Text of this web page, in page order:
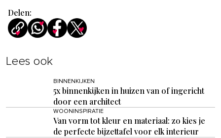
Delen:
Lees ook
BINNENKIJKEN
5x binnenkijken in huizen van of ingericht
door een architect
WOONINSPIRATIE
Van vorm tot kleur en materiaal: zo kies je
de perfecte bijzettafel voor elk interieur